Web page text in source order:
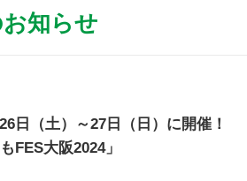
知らせ
日（土）～27日（日）に開催！
FES大阪2024」